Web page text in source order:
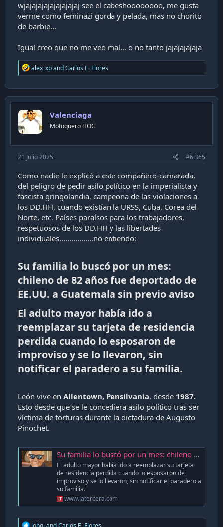
wjajajajajajajajajaj see el cabeshoooooooo, me gusta
verme como feminazi gorda y pelada, mas no chorito
de barbie...
Igual creo que no me veo mal... o no tanto jajajajajaja
R
e
c
t
o
n
alex_xpandCarlos E. Flores
Valenciaga
Motoquero HOG
21 Julio 2025 #6.365
Como nadie le explicó a este compañero-camarada,
del peligro de pedir asilo político en la imperialista y
fascista gringolandia, campeona de las violaciones a
los DD.HH, cuando existían la URSS, Cuba, Corea del
Norte, etc. Países paraísos para los trabajadores,
respetuosos de los DD.HH y las libertades
individuales.................no entiendo:
Su familia lo buscó por un mes:
chileno de 82 años fue deportado de
EE.UU. a Guatemala sin previo aviso​
El adulto mayor había ido a
reemplazar su tarjeta de residencia
perdida cuando lo esposaron de
improviso y se lo llevaron, sin
notificar el paradero a su familia.​
León vive en Allentown, Pensilvania, desde 1987.
Esto desde que se le concediera asilo político tras ser
víctima de torturas durante la dictadura de Augusto
Pinochet.
Su familia lo buscó por un mes: chileno de 82 años fue deportado de EE.UU. a Guatemala sin previo aviso - La Tercera
El adulto mayor había ido a reemplazar su tarjeta
de residencia perdida cuando lo esposaron de
improviso y se lo llevaron, sin notificar el paradero a
su familia.
www.latercera.com
R
lobo.andCarlos E. Flores